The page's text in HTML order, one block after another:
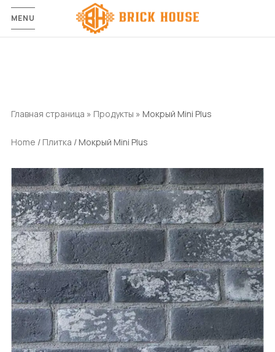
MENU
Главная страница » Продукты » Мокрый Mini Plus
Home / Плитка / Мокрый Mini Plus